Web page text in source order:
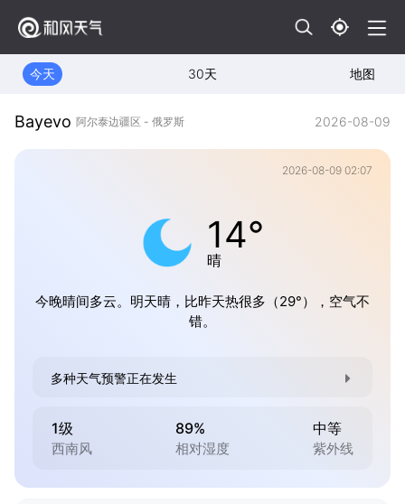
今天 30天 地图
Bayevo 阿尔泰边疆区 - 俄罗斯 2026-08-09
2026-08-09 02:07
14°
晴
今晚晴间多云。明天晴，比昨天热很多（29°），空气不
错。
多种天气预警正在发生
1级
西南风
89%
相对湿度
中等
紫外线